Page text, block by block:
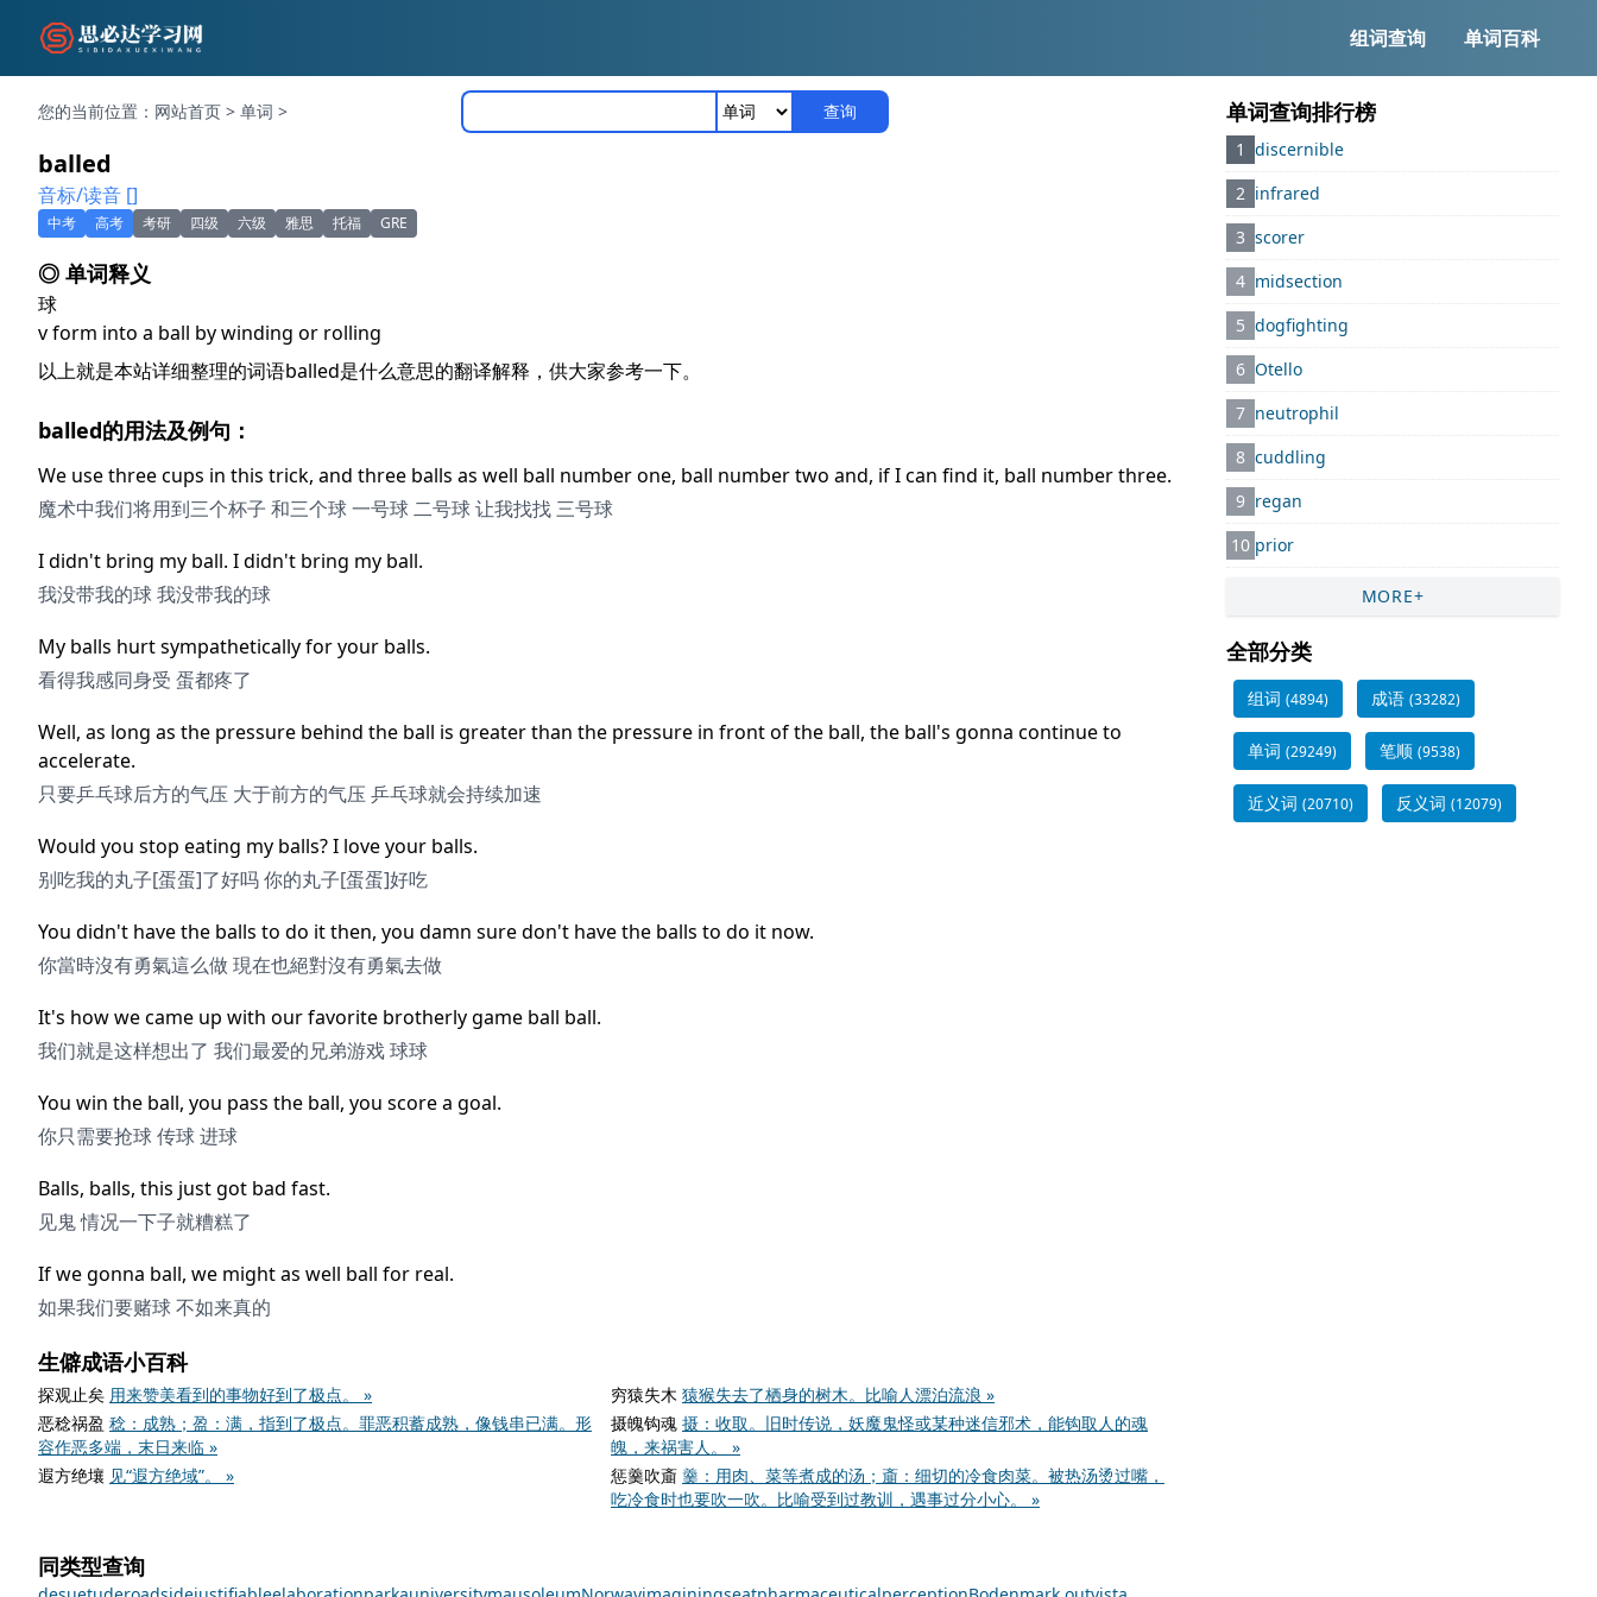
组词查询 单词百科
您的当前位置： 网站首页 > 单词 > 查询
balled
音标/读音 []
中考 高考 考研 四级 六级 雅思 托福 GRE
◎ 单词释义
球
v form into a ball by winding or rolling
以上就是本站详细整理的词语balled是什么意思的翻译解释，供大家参考一下。
balled的用法及例句：
We use three cups in this trick, and three balls as well ball number one, ball number two and, if I can find it, ball number three.
魔术中我们将用到三个杯子 和三个球 一号球 二号球 让我找找 三号球
I didn't bring my ball. I didn't bring my ball.
我没带我的球 我没带我的球
My balls hurt sympathetically for your balls.
看得我感同身受 蛋都疼了
Well, as long as the pressure behind the ball is greater than the pressure in front of the ball, the ball's gonna continue to
accelerate.
只要乒乓球后方的气压 大于前方的气压 乒乓球就会持续加速
Would you stop eating my balls? I love your balls.
别吃我的丸子[蛋蛋]了好吗 你的丸子[蛋蛋]好吃
You didn't have the balls to do it then, you damn sure don't have the balls to do it now.
你當時沒有勇氣這么做 現在也絕對沒有勇氣去做
It's how we came up with our favorite brotherly game ball ball.
我们就是这样想出了 我们最爱的兄弟游戏 球球
You win the ball, you pass the ball, you score a goal.
你只需要抢球 传球 进球
Balls, balls, this just got bad fast.
见鬼 情况一下子就糟糕了
If we gonna ball, we might as well ball for real.
如果我们要赌球 不如来真的
生僻成语小百科
探观止矣 用来赞美看到的事物好到了极点。 » 穷猿失木 猿猴失去了栖身的树木。比喻人漂泊流浪 »
恶稔祸盈 稔：成熟；盈：满，指到了极点。罪恶积蓄成熟，像钱串已满。形
容作恶多端，末日来临 »
摄魄钩魂 摄：收取。旧时传说，妖魔鬼怪或某种迷信邪术，能钩取人的魂
魄，来祸害人。 »
遐方绝壤 见“遐方绝域”。 » 惩羹吹齑 羹：用肉、菜等煮成的汤；齑：细切的冷食肉菜。被热汤烫过嘴，
吃冷食时也要吹一吹。比喻受到过教训，遇事过分小心。 »
同类型查询
单词查询排行榜
1 discernible
2 infrared
3 scorer
4 midsection
5 dogfighting
6 Otello
7 neutrophil
8 cuddling
9 regan
10 prior
MORE+
全部分类
组词 (4894) 成语 (33282)
单词 (29249) 笔顺 (9538)
近义词 (20710) 反义词 (12079)